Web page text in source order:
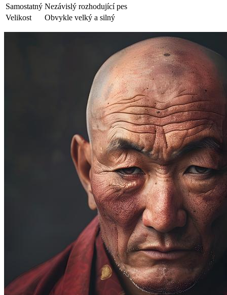
Samostatný Nezávislý rozhodující pes
Velikost
Obvykle velký a silný